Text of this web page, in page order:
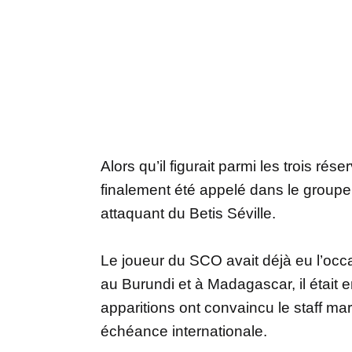
Alors qu’il figurait parmi les trois
finalement été appelé dans le
attaquant du Betis Séville.
Le joueur du SCO avait déjà eu
au Burundi et à Madagascar, il était
apparitions ont convaincu le staff
échéance internationale.